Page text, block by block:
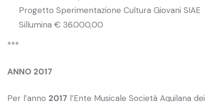
Progetto Sperimentazione Cultura Giovani SIAE
Sillumina € 36.000,00
***
ANNO 2017
Per l’anno 2017 l’Ente Musicale Società Aquilana dei